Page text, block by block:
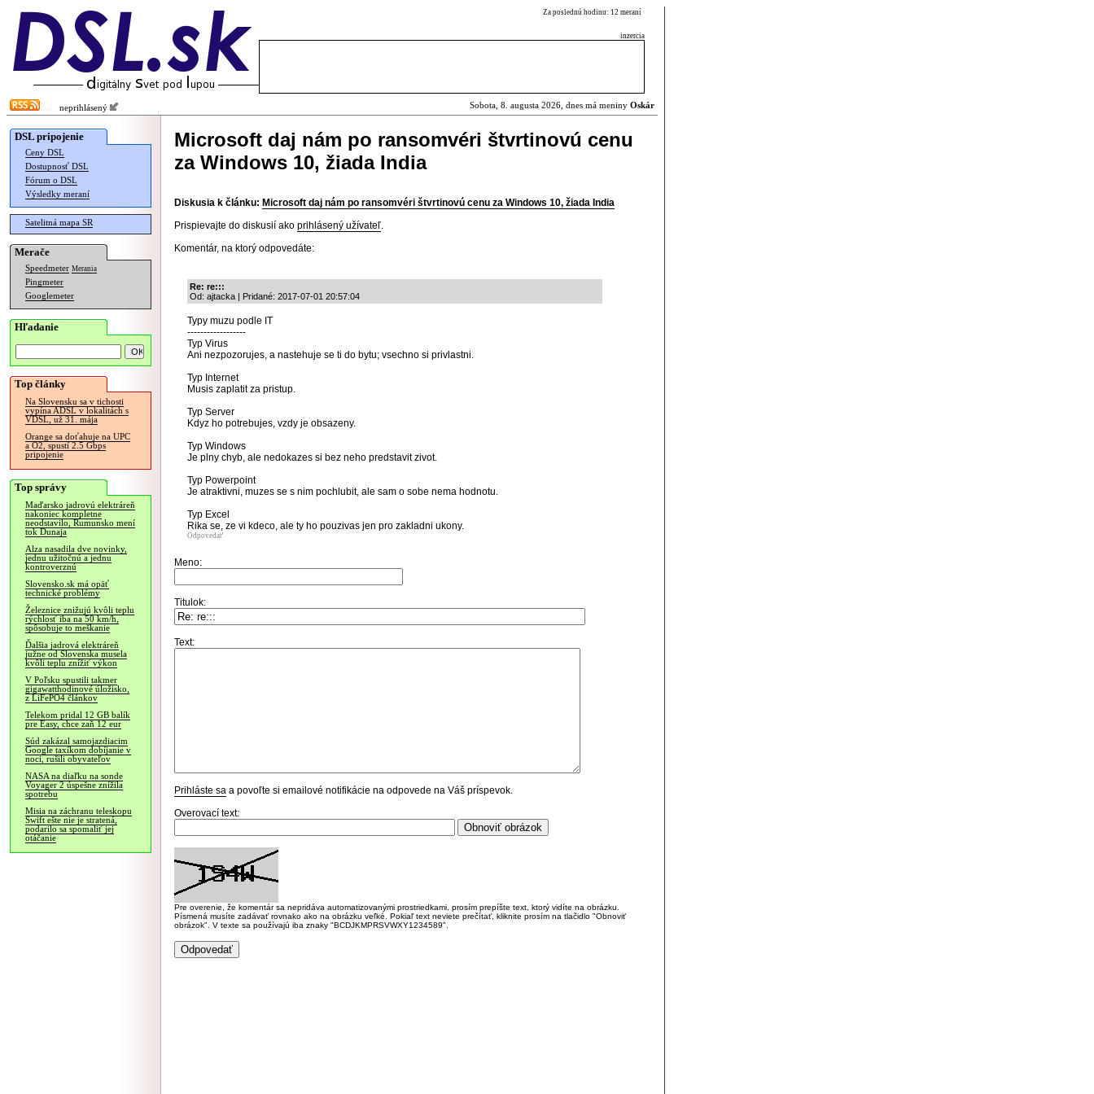
Za poslednú hodinu: 12 meraní
inzercia
neprihlásený Sobota, 8. augusta 2026, dnes má meniny Oskár
DSL pripojenie
Ceny DSL
Dostupnosť DSL
Fórum o DSL
Výsledky meraní
Satelitná mapa SR
Merače
Speedmeter Merania
Pingmeter
Googlemeter
Hľadanie
Top články
Na Slovensku sa v tichosti
vypína ADSL v lokalitách s
VDSL, už 31. mája
Orange sa doťahuje na UPC
a O2, spustí 2.5 Gbps
pripojenie
Top správy
Maďarsko jadrovú elektráreň
nakoniec kompletne
neodstavilo, Rumunsko mení
tok Dunaja
Alza nasadila dve novinky,
jednu užitočnú a jednu
kontroverznú
Slovensko.sk má opäť
technické problémy
Železnice znižujú kvôli teplu
rýchlosť iba na 50 km/h,
spôsobuje to meškanie
Ďalšia jadrová elektráreň
južne od Slovenska musela
kvôli teplu znížiť výkon
V Poľsku spustili takmer
gigawatthodinové úložisko,
z LiFePO4 článkov
Telekom pridal 12 GB balík
pre Easy, chce zaň 12 eur
Súd zakázal samojazdiacim
Google taxíkom dobíjanie v
noci, rušili obyvateľov
NASA na diaľku na sonde
Voyager 2 úspešne znížila
spotrebu
Misia na záchranu teleskopu
Swift ešte nie je stratená,
podarilo sa spomaliť jej
otáčanie
Microsoft daj nám po ransomvéri štvrtinovú cenu
za Windows 10, žiada India
Diskusia k článku: Microsoft daj nám po ransomvéri štvrtinovú cenu za Windows 10, žiada India
Prispievajte do diskusií ako prihlásený užívateľ.
Komentár, na ktorý odpovedáte:
Re: re:::
Od: ajtacka | Pridané: 2017-07-01 20:57:04
Typy muzu podle IT
------------------
Typ Virus
Ani nezpozorujes, a nastehuje se ti do bytu; vsechno si privlastni.
Typ Internet
Musis zaplatit za pristup.
Typ Server
Kdyz ho potrebujes, vzdy je obsazeny.
Typ Windows
Je plny chyb, ale nedokazes si bez neho predstavit zivot.
Typ Powerpoint
Je atraktivni, muzes se s nim pochlubit, ale sam o sobe nema hodnotu.
Typ Excel
Rika se, ze vi kdeco, ale ty ho pouzivas jen pro zakladni ukony.
Odpovedať
Meno:
Titulok:
Text:
Prihláste sa a povoľte si emailové notifikácie na odpovede na Váš príspevok.
Overovací text:
Pre overenie, že komentár sa nepridáva automatizovanými prostriedkami, prosím prepíšte text, ktorý vidíte na obrázku.
Písmená musíte zadávať rovnako ako na obrázku veľké. Pokiaľ text neviete prečítať, kliknite prosím na tlačidlo "Obnoviť
obrázok". V texte sa používajú iba znaky "BCDJKMPRSVWXY1234589".